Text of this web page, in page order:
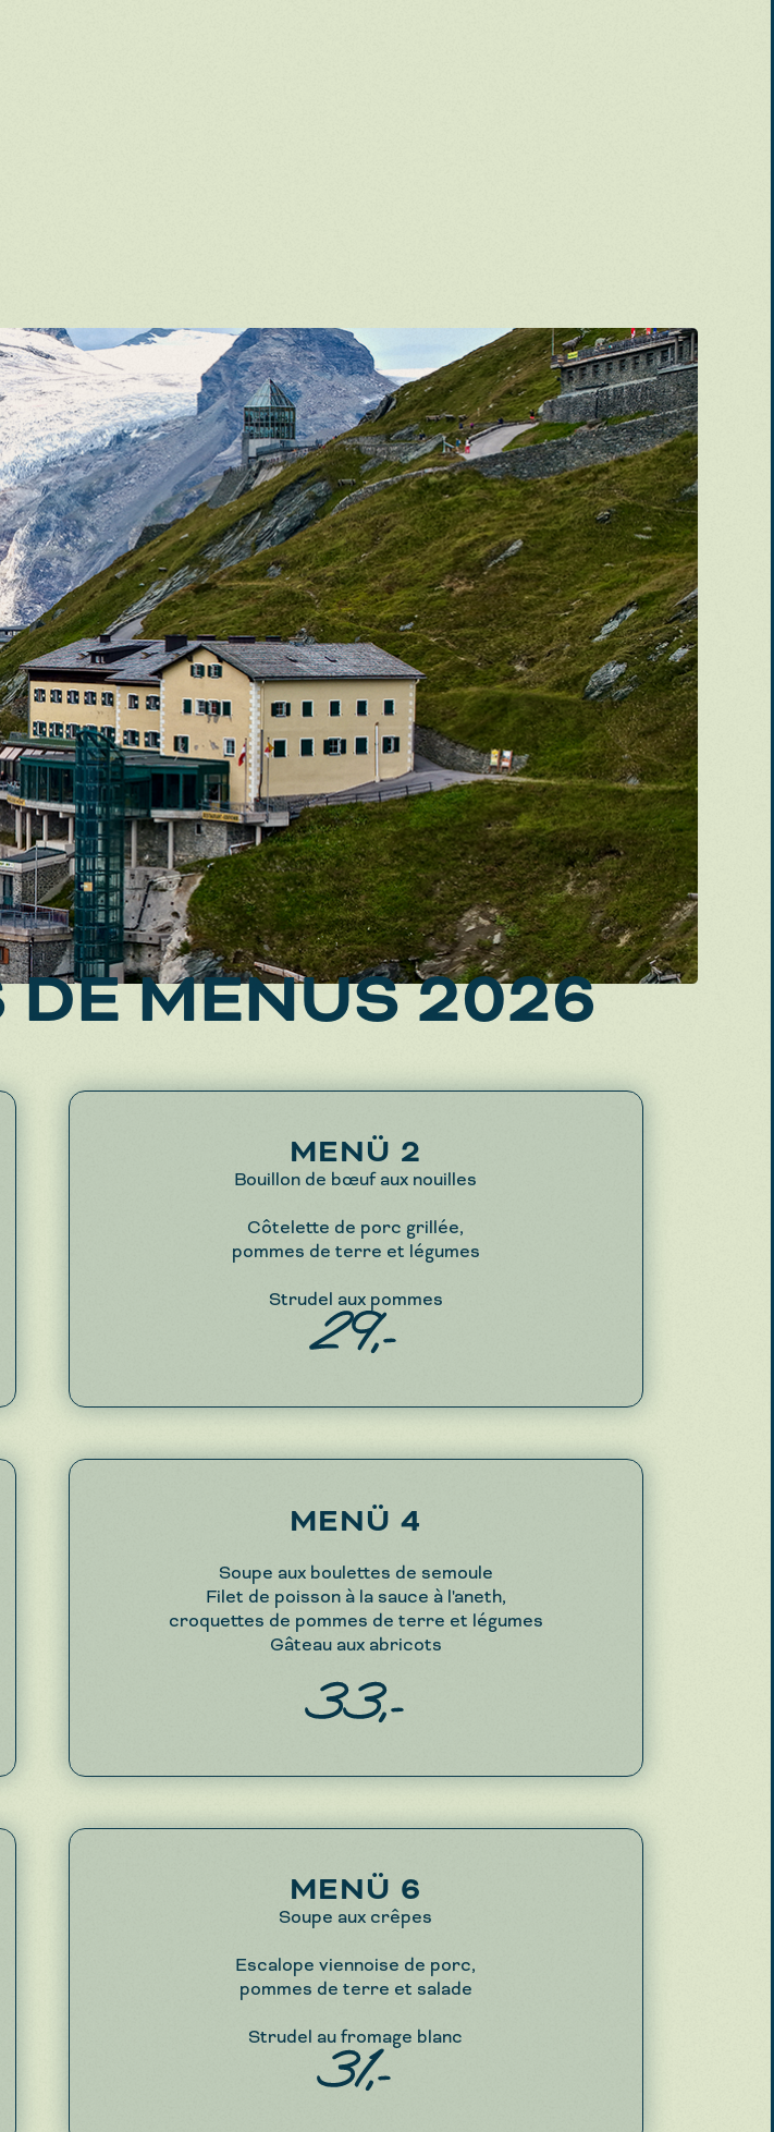
sur les montagnes,
du parc national
•
aux groupes en autocar
•
gratuit depuis le parking
restaurant
•
– à vous de choisir!
•
et simple!
•
plats locaux –
qui se savoure !‍‍
DE MENUS 2026
MENÜ 2
Bouillon de bœuf aux nouilles
Côtelette de porc grillée,
pommes de terre et légumes
Strudel aux pommes
29,-
MENÜ 4
Soupe aux boulettes de semoule
Filet de poisson à la sauce à l'aneth,
croquettes de pommes de terre et légumes
Gâteau aux abricots
33,-
MENÜ 6
Soupe aux crêpes
Escalope viennoise de porc,
pommes de terre et salade
Strudel au fromage blanc
31,-